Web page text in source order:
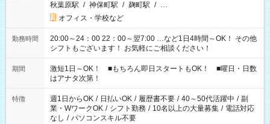
秋葉原駅 / 神保町駅 / 麹町駅 / …
オフィス・学校など
勤務時間
20:00～24：00 22：00～翌7:00 …など1日4時間～OK！ その他
シフトもございます！ お気軽にご相談ください！
期間
激短1日～OK！ ■もちろん即日スタートもOK！ ■曜日・日数
はアナタ次第！
特徴 週1日からOK / 日払いOK / 履歴書不要 / 40～50代活躍中 / 副
業・WワークOK / シフト勤務 / 10名以上の大量募集 / 電話対応
なし / パソコンスキル不要